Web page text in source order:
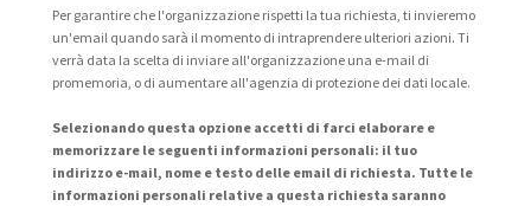
Per garantire che l'organizzazione rispetti la tua richiesta, ti invieremo
un'email quando sarà il momento di intraprendere ulteriori azioni. Ti
verrà data la scelta di inviare all'organizzazione una e-mail di
promemoria, o di aumentare all'agenzia di protezione dei dati locale.
Selezionando questa opzione accetti di farci elaborare e
memorizzare le seguenti informazioni personali: il tuo
indirizzo e-mail, nome e testo delle email di richiesta. Tutte le
informazioni personali relative a questa richiesta saranno